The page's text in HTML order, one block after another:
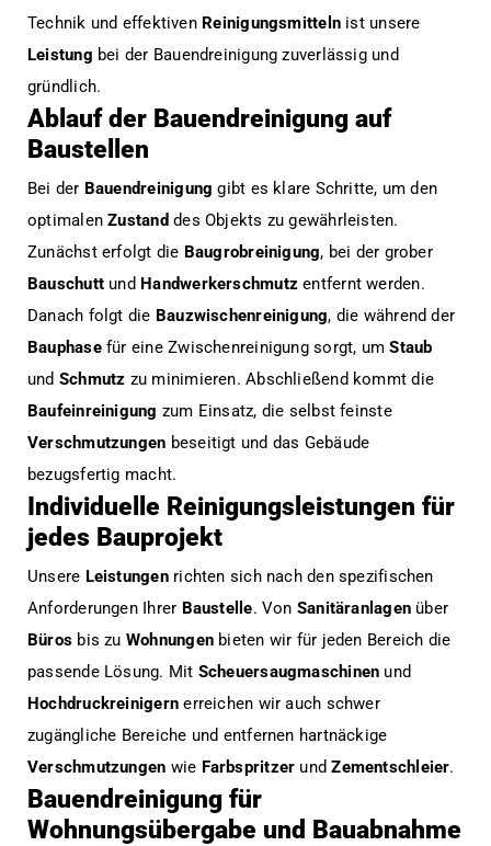
Technik und effektiven Reinigungsmitteln ist unsere
Leistung bei der Bauendreinigung zuverlässig und
gründlich.
Ablauf der Bauendreinigung auf
Baustellen
Bei der Bauendreinigung gibt es klare Schritte, um den
optimalenZustand des Objekts zu gewährleisten.
Zunächst erfolgt die Baugrobreinigung, bei der grober
Bauschutt und Handwerkerschmutzentfernt werden.
Danach folgt die Bauzwischenreinigung, die während der
Bauphasefür eine Zwischenreinigung sorgt, umStaub
und Schmutz zu minimieren. Abschließend kommt die
Baufeinreinigung zum Einsatz, die selbst feinste
Verschmutzungen beseitigt und das Gebäude
bezugsfertig macht.
Individuelle Reinigungsleistungen für
jedes Bauprojekt
Unsere Leistungenrichten sich nach den spezifischen
Anforderungen Ihrer Baustelle. Von Sanitäranlagen über
Büros bis zu Wohnungenbieten wir für jeden Bereich die
passende Lösung. Mit Scheuersaugmaschinen und
Hochdruckreinigern erreichen wir auch schwer
zugängliche Bereiche und entfernen hartnäckige
Verschmutzungen wie Farbspritzer undZementschleier.
Bauendreinigung für
Wohnungsübergabe und Bauabnahme